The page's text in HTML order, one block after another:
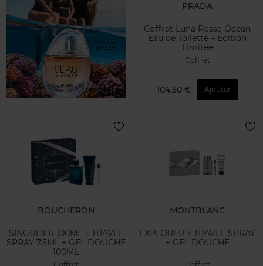
PRADA
Coffret Luna Rossa Ocean
Eau de Toilette – Édition
Limitée
Coffret
104,50 € Ajouter
BOUCHERON
SINGULIER 100ML + TRAVEL
SPRAY 7.5ML + GEL DOUCHE
100ML
MONTBLANC
EXPLORER + TRAVEL SPRAY
+ GEL DOUCHE